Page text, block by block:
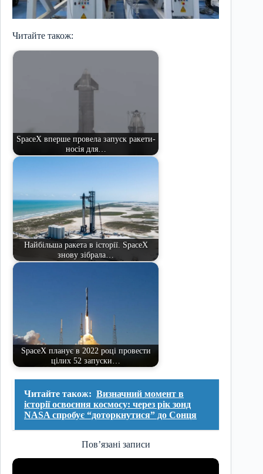
Читайте також:
SpaceX вперше провела запуск ракети-
носія для…
Найбільша ракета в історії. SpaceX
знову зібрала…
SpaceX планує в 2022 році провести
цілих 52 запуски…
Читайте також: Визначний момент в
історії освоєння космосу: через рік зонд
NASA спробує “доторкнутися” до Сонця
Пов’язані записи